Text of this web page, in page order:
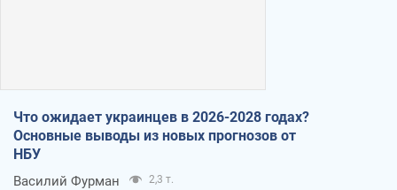
Что ожидает украинцев в 2026-2028 годах?
Основные выводы из новых прогнозов от
НБУ
Василий Фурман 2,3 т.